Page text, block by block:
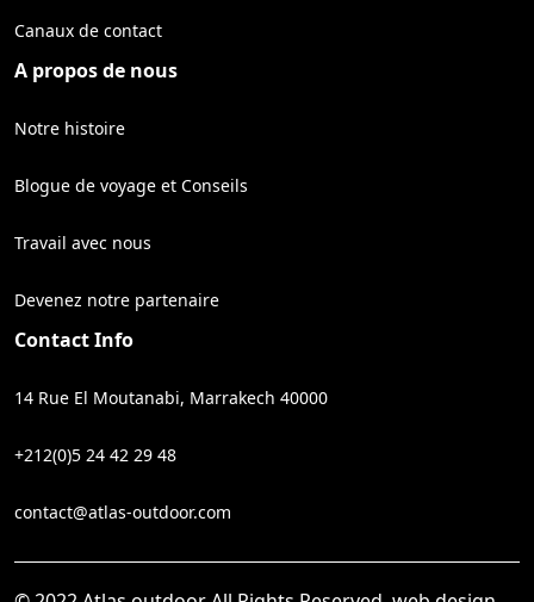
Canaux de contact
A propos de nous
Notre histoire
Blogue de voyage et Conseils
Travail avec nous
Devenez notre partenaire
Contact Info
14 Rue El Moutanabi, Marrakech 40000
+212(0)5 24 42 29 48
contact@atlas-outdoor.com